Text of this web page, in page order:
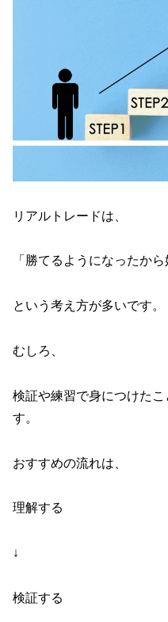
リアルトレードは、
「勝てるようになったから
という考え方が多いです。
むしろ、
検証や練習で身につけた
す。
おすすめの流れは、
理解する
↓
検証する